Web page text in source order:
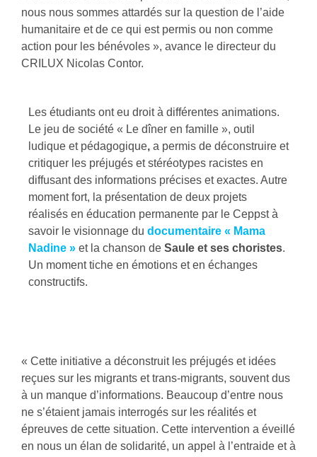
nous nous sommes attardés sur la question de l’aide
humanitaire et de ce qui est permis ou non comme
action pour les bénévoles », avance le directeur du
CRILUX Nicolas Contor.
Les étudiants ont eu droit à différentes animations.
Le jeu de société « Le dîner en famille », outil
ludique et pédagogique, a permis de déconstruire et
critiquer les préjugés et stéréotypes racistes en
diffusant des informations précises et exactes. Autre
moment fort, la présentation de deux projets
réalisés en éducation permanente par le Ceppst à
savoir le visionnage du documentaire « Mama
Nadine » et la chanson de Saule et ses choristes.
Un moment tiche en émotions et en échanges
constructifs.
« Cette initiative a déconstruit les préjugés et idées
reçues sur les migrants et trans-migrants, souvent dus
à un manque d’informations. Beaucoup d’entre nous
ne s’étaient jamais interrogés sur les réalités et
épreuves de cette situation. Cette intervention a éveillé
en nous un élan de solidarité, un appel à l’entraide et à